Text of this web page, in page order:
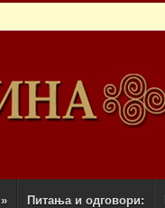
» Питања и одговори: